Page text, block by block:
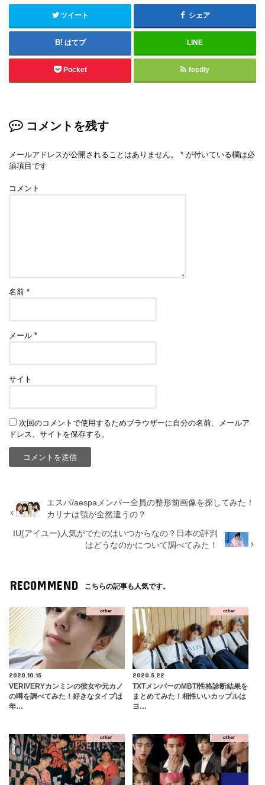
ツイート シェア
はてブ LINE
Pocket feedly
コメントを残す
メールアドレスが公開されることはありません。 * が付いている欄は必
須項目です
コメント
名前*
メール*
サイト
次回のコメントで使用するためブラウザーに自分の名前、メールア
ドレス、サイトを保存する。
エスパ/aespaメンバー全員の整形前画像を探してみた！
カリナは顎が全然違うの？
IU(アイユー)人気がでたのはいつからなの？日本の評判
はどうなのかについて調べてみた！
RECOMMEND こちらの記事も人気です。
other
2020.10.15
VERIVERYカンミンの彼女や元カノ
の噂を調べてみた！好きなタイプは
年…
other
2020.5.22
TXTメンバーのMBTI性格診断結果を
まとめてみた！相性いいカップルは
ヨ…
other other